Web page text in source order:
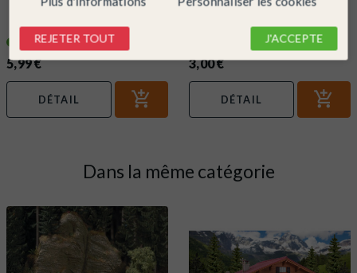
En stock !
5,99 €
DÉTAIL
3,00 €
DÉTAIL
Dans la même catégorie
REJETER TOUT J'ACCEPTE